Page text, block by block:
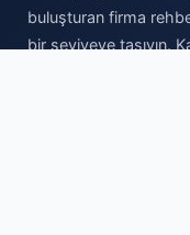
buluşturan firma
bir seviyeye taşıyın.